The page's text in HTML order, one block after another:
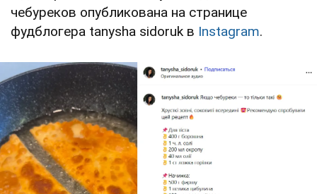
чебуреков опубликована на странице
фудблогера tanysha sidoruk в Instagram.